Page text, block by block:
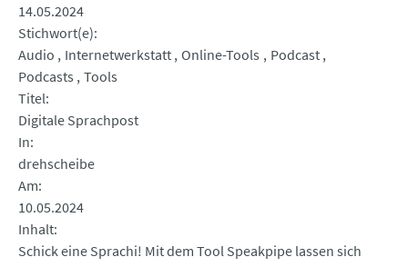
14.05.2024
Stichwort(e)
Audio
Internetwerkstatt Online-Tools
Podcast
Podcasts Tools
Titel
Digitale Sprachpost
In
drehscheibe
Am
10.05.2024
Inhalt
Schick eine Sprachi! Mit dem Tool Speakpipe lassen sich